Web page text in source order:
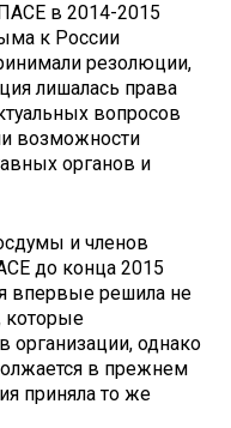
в 2014-2015
к России
резолюции,
лишалась права
вопросов
возможности
органов и
и членов
до конца 2015
впервые решила не
которые
организации, однако
в прежнем
приняла то же